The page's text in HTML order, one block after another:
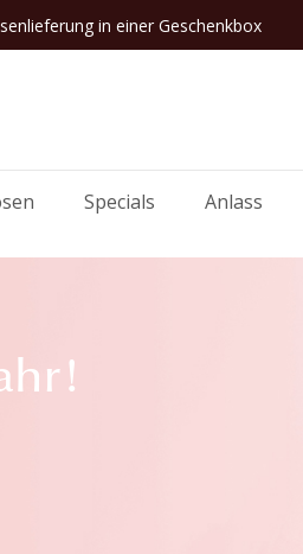
in einer Geschenkbox
Specials Anlass